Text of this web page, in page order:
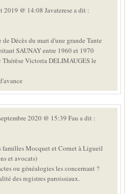
2019 @ 14:08 Javaterese a dit :
de Décès du mari d'une grande Tante
SAUNAY entre 1960 et 1970
Thérèse Victoria DELIMAUGES le
2020 @ 15:39 Fau a dit :
familles Mocquet et Cornet à Ligueil
et avocats)
ou généalogies les concernant ?
des registres paroissiaux.